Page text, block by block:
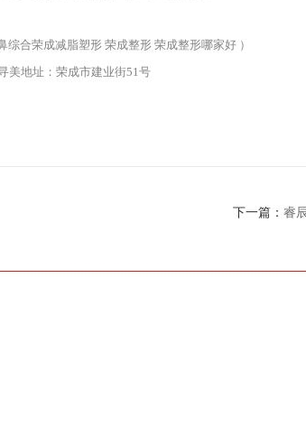
合荣成减脂塑形 荣成整形 荣成整形哪家好 ）
美地址：荣成市建业街51号
下一篇： 睿